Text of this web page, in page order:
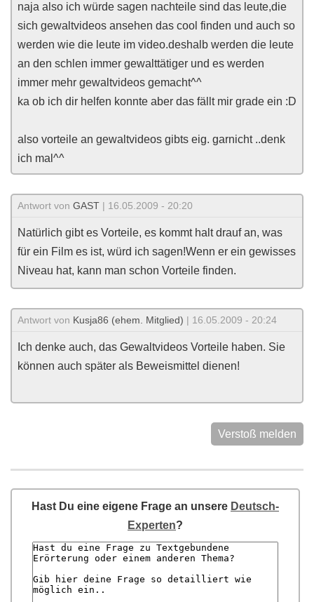
naja also ich würde sagen nachteile sind das leute,die
sich gewaltvideos ansehen das cool finden und auch so
werden wie die leute im video.deshalb werden die leute
an den schlen immer gewalttätiger und es werden
immer mehr gewaltvideos gemacht^^
ka ob ich dir helfen konnte aber das fällt mir grade ein :D
also vorteile an gewaltvideos gibts eig. garnicht ..denk
ich mal^^
Antwort von GAST | 16.05.2009 - 20:20
Natürlich gibt es Vorteile, es kommt halt drauf an, was
für ein Film es ist, würd ich sagen!Wenn er ein gewisses
Niveau hat, kann man schon Vorteile finden.
Antwort von Kusja86 (ehem. Mitglied) | 16.05.2009 - 20:24
Ich denke auch, das Gewaltvideos Vorteile haben. Sie
können auch später als Beweismittel dienen!
Verstoß melden
Hast Du eine eigene Frage an unsere Deutsch-
Experten?